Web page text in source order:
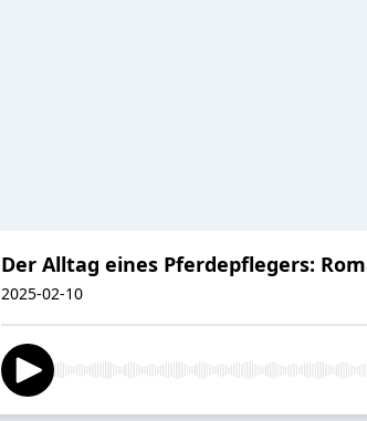
Der Alltag eines Pferdepflegers:
2025-02-10